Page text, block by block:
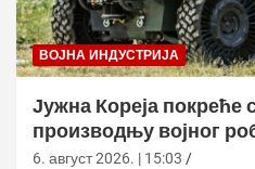
ВОЈНА ИНДУСТРИЈА
Јужна Кореја покреће
производњу војног
6. август 2026. | 15:03